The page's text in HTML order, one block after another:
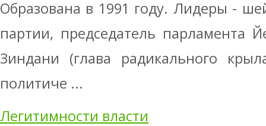
Образована в 1991 году. Лидеры -
партии, председатель
Зиндани (глава радикального
политиче ...
Легитимности власти